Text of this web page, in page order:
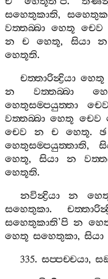
සහෙතුකාති,
වත‍්තබ‍්බා හෙතූ චෙව
න
ච හෙතූ, සියා න
හෙතූති.
චත‍්තාරින්‍ද්‍රියා හෙතූ
න
වත‍්තබ‍්බා
හෙතුසම‍්පයුත‍්තා
චෙව
වත‍්තබ‍්බා හෙතූ චෙව
චෙව
න ච හෙතූ. ඡ
හෙතුසම‍්පයුත‍්තාති,
හෙතූ, සියා න
හෙතූති.
නවින්‍ද්‍රියා
න
සහෙතුකා.
සහෙතුකාති’පි න
හෙතූ සහෙතුකා, සියා
335. සප‍්පච‍්චයා,